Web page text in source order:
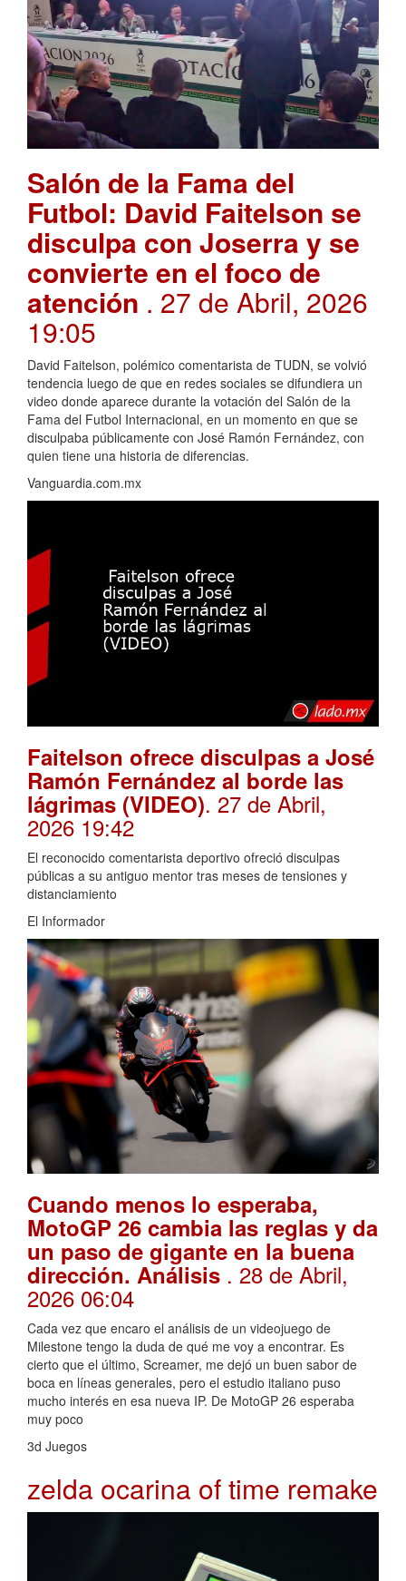
Salón de la Fama del
Futbol: David Faitelson se
disculpa con Joserra y se
convierte en el foco de
atención . 27 de Abril, 2026
19:05
David Faitelson, polémico comentarista de TUDN, se volvió
tendencia luego de que en redes sociales se difundiera un
video donde aparece durante la votación del Salón de la
Fama del Futbol Internacional, en un momento en que se
disculpaba públicamente con José Ramón Fernández, con
quien tiene una historia de diferencias.
Vanguardia.com.mx
Faitelson ofrece disculpas a José
Ramón Fernández al borde las
lágrimas (VIDEO). 27 de Abril,
2026 19:42
El reconocido comentarista deportivo ofreció disculpas
públicas a su antiguo mentor tras meses de tensiones y
distanciamiento
El Informador
Cuando menos lo esperaba,
MotoGP 26 cambia las reglas y da
un paso de gigante en la buena
dirección. Análisis . 28 de Abril,
2026 06:04
Cada vez que encaro el análisis de un videojuego de
Milestone tengo la duda de qué me voy a encontrar. Es
cierto que el último, Screamer, me dejó un buen sabor de
boca en líneas generales, pero el estudio italiano puso
mucho interés en esa nueva IP. De MotoGP 26 esperaba
muy poco
3d Juegos
zelda ocarina of time remake